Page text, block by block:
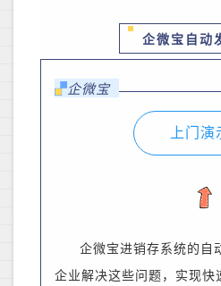
企微宝自动
企微宝
上门演
企微宝进销存系统的自
企业解决这些问题，实现快